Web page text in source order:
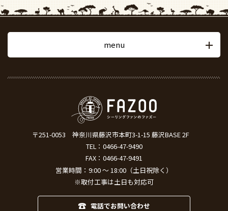
menu
〒251-0053
神奈川県藤沢市本町3-1-15 藤沢BASE 2F
TEL： 0466-47-9490
FAX：0466-47-9491
営業時間：9:00 ～ 18:00（土日祝除く）
※取付工事は土日も対応可
電話でお問い合わせ